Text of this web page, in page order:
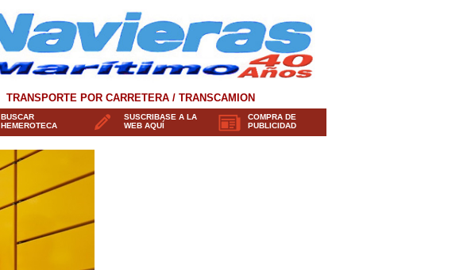
TRANSPORTE POR CARRETERA / TRANSCAMION
BUSCAR
HEMEROTECA
SUSCRIBASE A LA
WEB AQUÍ
COMPRA DE
PUBLICIDAD